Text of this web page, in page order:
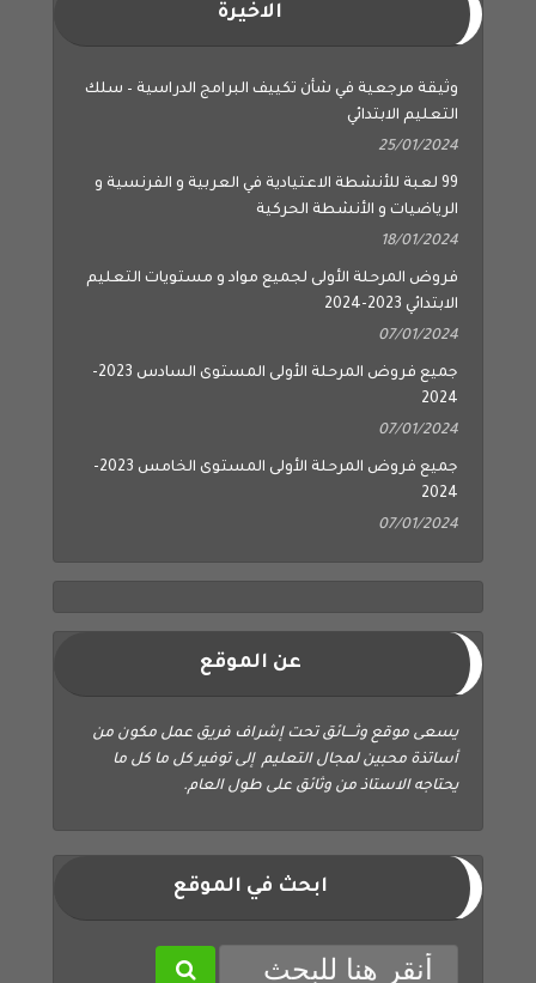
الاخيرة
وثيقة مرجعية في شأن تكييف البرامج الدراسية – سلك
التعليم الابتدائي
25/01/2024
99 لعبة للأنشطة الاعتيادية في العربية و الفرنسية و
الرياضيات و الأنشطة الحركية
18/01/2024
فروض المرحلة الأولى لجميع مواد و مستويات التعليم
الابتدائي 2023-2024
07/01/2024
جميع فروض المرحلة الأولى المستوى السادس 2023-
2024
07/01/2024
جميع فروض المرحلة الأولى المستوى الخامس 2023-
2024
07/01/2024
عن الموقع
يسعى موقع وثــــائق تحت إشراف فريق عمل مكون من
أساتذة محبين لمجال التعليم إلى توفير كل ما كل ما
يحتاجه الاستاذ من وثائق على طول العام.
ابحث في الموقع